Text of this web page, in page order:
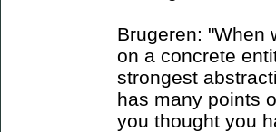
Brugeren: "When
on a concrete
strongest
has many points
you thought you